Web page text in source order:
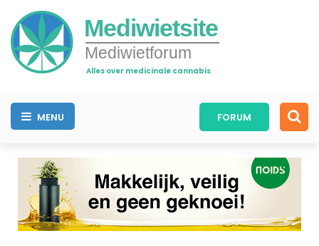
Mediwietsite
Mediwietforum
Alles over medicinale cannabis
MENU FORUM